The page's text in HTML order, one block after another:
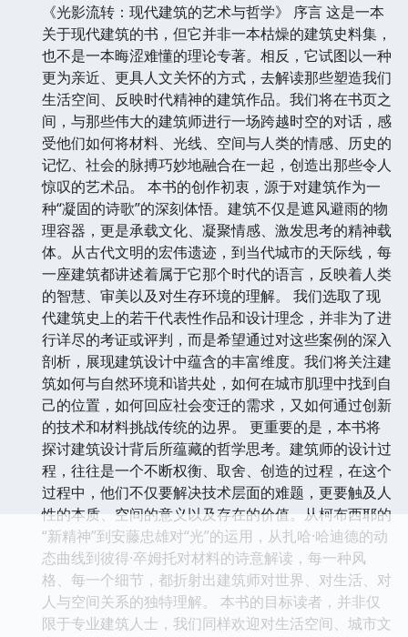
《光影流转：现代建筑的艺术与哲学》 序言 这是一本
关于现代建筑的书，但它并非一本枯燥的建筑史料集，
也不是一本晦涩难懂的理论专著。相反，它试图以一种
更为亲近、更具人文关怀的方式，去解读那些塑造我们
生活空间、反映时代精神的建筑作品。我们将在书页之
间，与那些伟大的建筑师进行一场跨越时空的对话，感
受他们如何将材料、光线、空间与人类的情感、历史的
记忆、社会的脉搏巧妙地融合在一起，创造出那些令人
惊叹的艺术品。 本书的创作初衷，源于对建筑作为一
种“凝固的诗歌”的深刻体悟。建筑不仅是遮风避雨的物
理容器，更是承载文化、凝聚情感、激发思考的精神载
体。从古代文明的宏伟遗迹，到当代城市的天际线，每
一座建筑都讲述着属于它那个时代的语言，反映着人类
的智慧、审美以及对生存环境的理解。 我们选取了现
代建筑史上的若干代表性作品和设计理念，并非为了进
行详尽的考证或评判，而是希望通过对这些案例的深入
剖析，展现建筑设计中蕴含的丰富维度。我们将关注建
筑如何与自然环境和谐共处，如何在城市肌理中找到自
己的位置，如何回应社会变迁的需求，又如何通过创新
的技术和材料挑战传统的边界。 更重要的是，本书将
探讨建筑设计背后所蕴藏的哲学思考。建筑师的设计过
程，往往是一个不断权衡、取舍、创造的过程，在这个
过程中，他们不仅要解决技术层面的难题，更要触及人
性的本质、空间的意义以及存在的价值。从柯布西耶的
“新精神”到安藤忠雄对“光”的运用，从扎哈·哈迪德的动
态曲线到彼得·卒姆托对材料的诗意解读，每一种风
格、每一个细节，都折射出建筑师对世界、对生活、对
人与空间关系的独特理解。 本书的目标读者，并非仅
限于专业建筑人士，我们同样欢迎对生活空间、城市文